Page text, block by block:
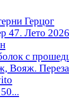
Герцог
47. Лето
с
Вояж.